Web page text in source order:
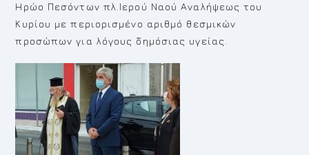
Ηρώο Πεσόντων πλ.Ιερού Ναού Αναλήψεως του
Κυρίου με περιορισμένο αριθμό θεσμικών
προσώπων για λόγους δημόσιας υγείας.